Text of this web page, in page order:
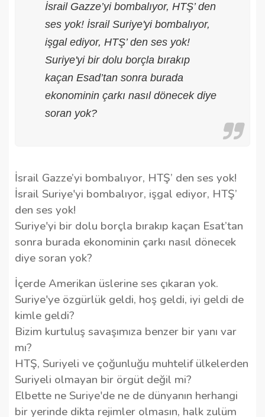
İsrail Gazze’yi bombalıyor, HTŞ’ den
ses yok! İsrail Suriye'yi bombalıyor,
işgal ediyor, HTŞ’ den ses yok!
Suriye'yi bir dolu borçla bırakıp
kaçan Esad’tan sonra burada
ekonominin çarkı nasıl dönecek diye
soran yok?
İsrail Gazze’yi bombalıyor, HTŞ’ den ses yok!
İsrail Suriye'yi bombalıyor, işgal ediyor, HTŞ’
den ses yok!
Suriye'yi bir dolu borçla bırakıp kaçan Esat’tan
sonra burada ekonominin çarkı nasıl dönecek
diye soran yok?
İçerde Amerikan üslerine ses çıkaran yok.
Suriye'ye özgürlük geldi, hoş geldi, iyi geldi de
kimle geldi?
Bizim kurtuluş savaşımıza benzer bir yanı var
mı?
HTŞ, Suriyeli ve çoğunluğu muhtelif ülkelerden
Suriyeli olmayan bir örgüt değil mi?
Elbette ne Suriye'de ne de dünyanın herhangi
bir yerinde dikta rejimler olmasın, halk zulüm